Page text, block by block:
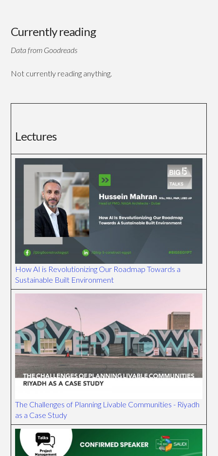
Currently reading
Data from Goodreads
Not currently reading anything.
Lectures
How AI is Revolutionizing Our Roadmap Towards a
Sustainable Built Environment
The Challenges of Planning Livable Communities - Riyadh
as a Case Study